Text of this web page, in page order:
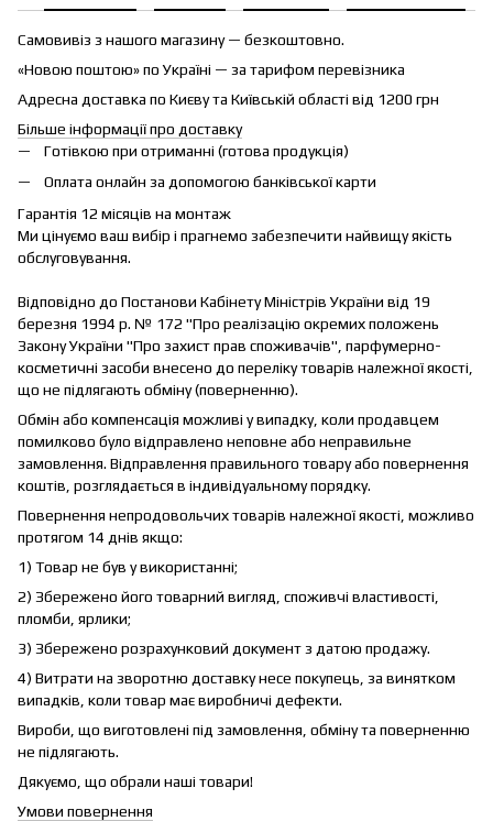
Самовивіз з нашого магазину — безкоштовно.
«Новою поштою» по Україні — за тарифом перевізника
Адресна доставка по Києву та Київській області від 1200 грн
Більше інформації про доставку
Готівкою при отриманні (готова продукція)
Оплата онлайн за допомогою банківської карти
Гарантія 12 місяців на монтаж
Ми цінуємо ваш вибір і прагнемо забезпечити найвищу якість
обслуговування.
Відповідно до Постанови Кабінету Міністрів України від 19
березня 1994 р. № 172 "Про реалізацію окремих положень
Закону України "Про захист прав споживачів", парфумерно-
косметичні засоби внесено до переліку товарів належної якості,
що не підлягають обміну (поверненню).
Обмін або компенсація можливі у випадку, коли продавцем
помилково було відправлено неповне або неправильне
замовлення. Відправлення правильного товару або повернення
коштів, розглядається в індивідуальному порядку.
Повернення непродовольчих товарів належної якості, можливо
протягом 14 днів якщо:
1) Товар не був у використанні;
2) Збережено його товарний вигляд, споживчі властивості,
пломби, ярлики;
3) Збережено розрахунковий документ з датою продажу.
4) Витрати на зворотню доставку несе покупець, за винятком
випадків, коли товар має виробничі дефекти.
Вироби, що виготовлені під замовлення, обміну та поверненню
не підлягають.
Дякуємо, що обрали наші товари!
Умови повернення